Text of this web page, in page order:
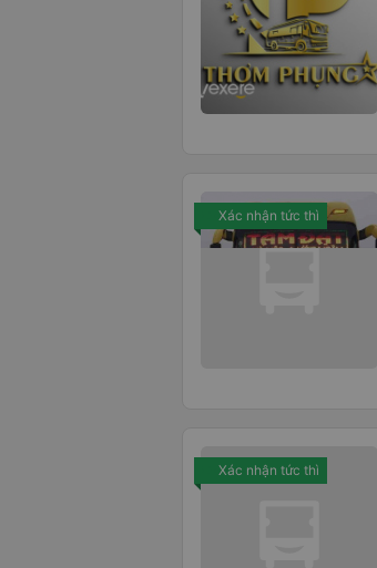
Xác nhận tức thì
Xác nhận tức thì